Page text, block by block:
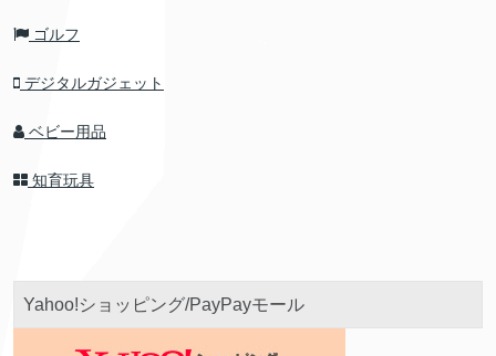
ゴルフ
デジタルガジェット
ベビー用品
知育玩具
Yahoo!ショッピング/PayPayモール